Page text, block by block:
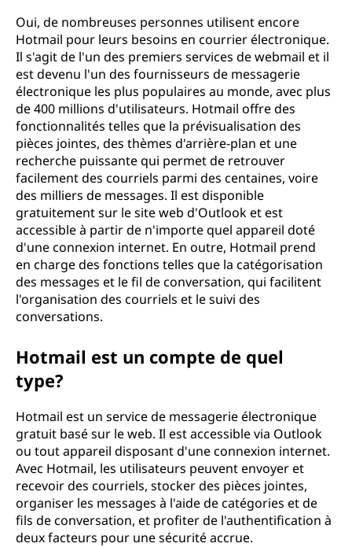
Oui, de nombreuses personnes utilisent encore
Hotmail pour leurs besoins en courrier électronique.
Il s'agit de l'un des premiers services de webmail et il
est devenu l'un des fournisseurs de messagerie
électronique les plus populaires au monde, avec plus
de 400 millions d'utilisateurs. Hotmail offre des
fonctionnalités telles que la prévisualisation des
pièces jointes, des thèmes d'arrière-plan et une
recherche puissante qui permet de retrouver
facilement des courriels parmi des centaines, voire
des milliers de messages. Il est disponible
gratuitement sur le site web d'Outlook et est
accessible à partir de n'importe quel appareil doté
d'une connexion internet. En outre, Hotmail prend
en charge des fonctions telles que la catégorisation
des messages et le fil de conversation, qui facilitent
l'organisation des courriels et le suivi des
conversations.
Hotmail est un compte de quel
type?
Hotmail est un service de messagerie électronique
gratuit basé sur le web. Il est accessible via Outlook
ou tout appareil disposant d'une connexion internet.
Avec Hotmail, les utilisateurs peuvent envoyer et
recevoir des courriels, stocker des pièces jointes,
organiser les messages à l'aide de catégories et de
fils de conversation, et profiter de l'authentification à
deux facteurs pour une sécurité accrue.